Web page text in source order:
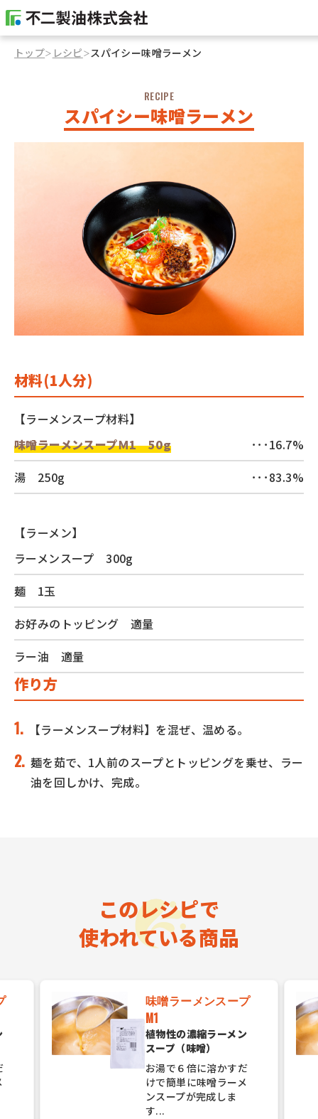
トップ＞ レシピ ＞スパイシー味噌ラーメン
RECIPE
スパイシー味噌ラーメン
材料(1人分)
【ラーメンスープ材料】
味噌ラーメンスープＭ1 50g
･･･16.7%
湯 250g
･･･83.3%
【ラーメン】
ラーメンスープ 300g
麺 1玉
お好みのトッピング 適量
ラー油 適量
作り方
【ラーメンスープ材料】を混ぜ、温める。
麺を茹で、1人前のスープとトッピングを乗せ、ラー
油を回しかけ、完成。
このレシピで
使われている商品
味噌ラーメンスープ
M1
植物性の濃縮ラーメン
スープ（味噌）
お湯で６倍に溶かすだ
けで簡単に味噌ラーメ
ンスープが完成しま
す...